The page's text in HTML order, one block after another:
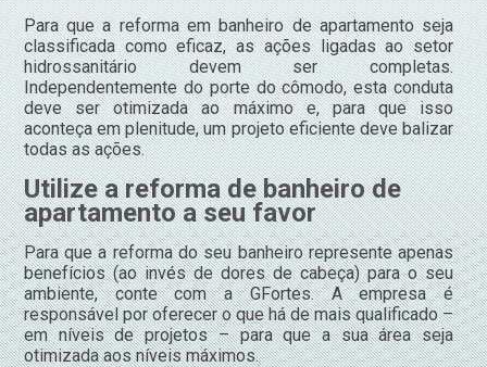
Para que a reforma em banheiro de apartamento seja
classificada como eficaz, as ações ligadas ao setor
hidrossanitário devem ser completas.
Independentemente do porte do cômodo, esta conduta
deve ser otimizada ao máximo e, para que isso
aconteça em plenitude, um projeto eficiente deve balizar
todas as ações.
Utilize a reforma de banheiro de
apartamento a seu favor
Para que a reforma do seu banheiro represente apenas
benefícios (ao invés de dores de cabeça) para o seu
ambiente, conte com a GFortes. A empresa é
responsável por oferecer o que há de mais qualificado –
em níveis de projetos – para que a sua área seja
otimizada aos níveis máximos.